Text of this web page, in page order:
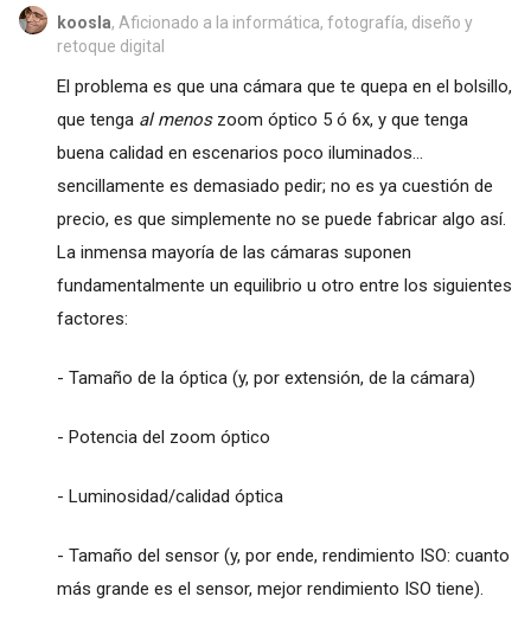
koosla, Aficionado a la informática, fotografía, diseño y
retoque digital
El problema es que una cámara que te quepa en el bolsillo,
que tenga al menoszoom óptico 5 ó 6x, y que tenga
buena calidad en escenarios poco iluminados...
sencillamente es demasiado pedir; no es ya cuestión de
precio, es que simplemente no se puede fabricar algo así.
La inmensa mayoría de las cámaras suponen
fundamentalmente un equilibrio u otro entre los siguientes
factores:
- Tamaño de la óptica (y, por extensión, de la cámara)
- Potencia del zoom óptico
- Luminosidad/calidad óptica
- Tamaño del sensor (y, por ende, rendimiento ISO: cuanto
más grande es el sensor, mejor rendimiento ISO tiene).